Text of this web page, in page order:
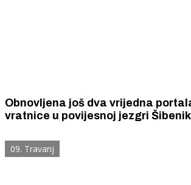
Obnovljena još dva vrijedna
vratnice u povijesnoj jezgri
09. Travanj